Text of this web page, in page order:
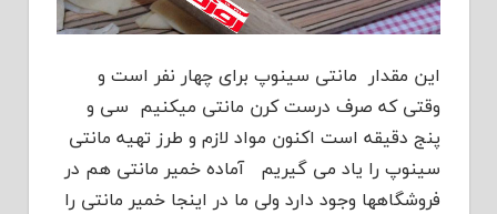
این مقدار مانتی سینوپ برای چهار نفر است و
وقتی که صرف درست کرن مانتی میکنیم سی و
پنج دقیقه است اکنون مواد لازم و طرز تهیه مانتی
سینوپ را یاد می گیریم آماده خمیر مانتی هم در
فروشگاهها وجود دارد ولی ما در اینجا خمیر مانتی را